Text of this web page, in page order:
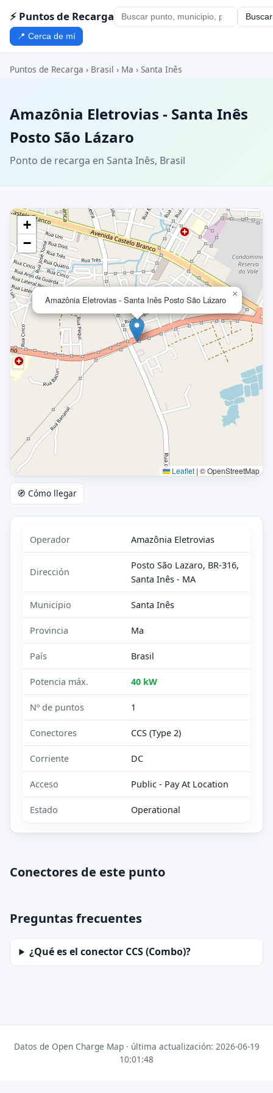
⚡ Puntos de Recarga Buscar
📍 Cerca de mí
Puntos de Recarga › Brasil › Ma › Santa Inês
Amazônia Eletrovias - Santa Inês
Posto São Lázaro
Ponto de recarga en Santa Inês, Brasil
Amazônia Eletrovias - Santa Inês Posto São Lázaro
×
+
−
Leaflet | © OpenStreetMap
🧭 Cómo llegar
Operador Amazônia Eletrovias
Dirección
Posto São Lazaro, BR-316,
Santa Inês - MA
Municipio Santa Inês
Provincia Ma
País Brasil
Potencia máx. 40 kW
Nº de puntos 1
Conectores CCS (Type 2)
Corriente DC
Acceso Public - Pay At Location
Estado Operational
Conectores de este punto
Preguntas frecuentes
¿Qué es el conector CCS (Combo)?
Datos de Open Charge Map · última actualización: 2026-06-19
10:01:48